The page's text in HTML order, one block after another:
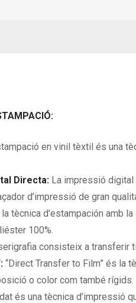
en vinil tèxtil és una
Directa: La impressió
d’impressió de gran
la tècnica d’estampación amb
100%.
consisteix a transferir
“Direct Transfer to Film” és la
o color com també rígids.
és una tècnica d’impressió